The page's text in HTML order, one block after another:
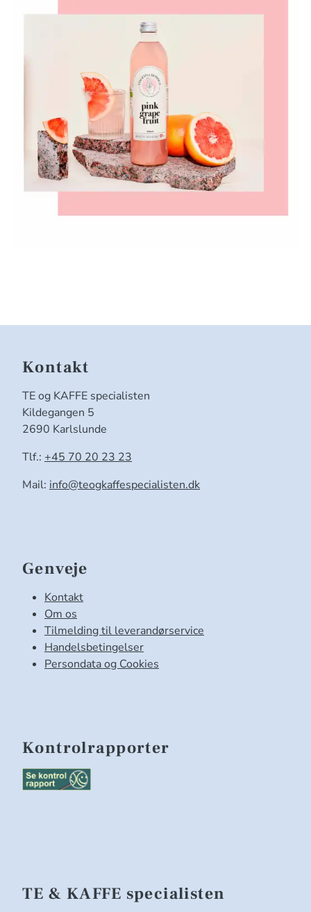
Kontakt
TE og KAFFE specialisten
Kildegangen 5
2690 Karlslunde
Tlf.: +45 70 20 23 23
Mail: info@teogkaffespecialisten.dk
Genveje
Kontakt
Om os
Tilmelding til leverandørservice
Handelsbetingelser
Persondata og Cookies
Kontrolrapporter
TE & KAFFE specialisten